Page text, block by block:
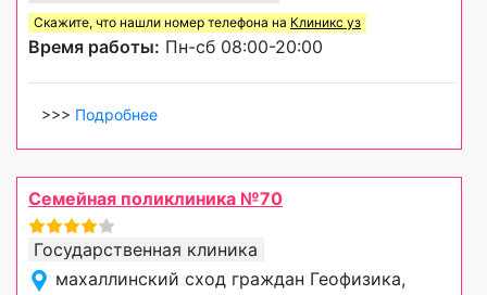
Скажите, что нашли номер телефона на Клиникс уз
Время работы: Пн-сб 08:00-20:00
>>> Подробнее
Семейная поликлиника №70
Государственная клиника
махаллинский сход граждан Геофизика,